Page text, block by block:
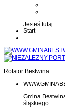
Jesteś tutaj:
Start
Rotator Bestwina
Gmina
śląskiego.